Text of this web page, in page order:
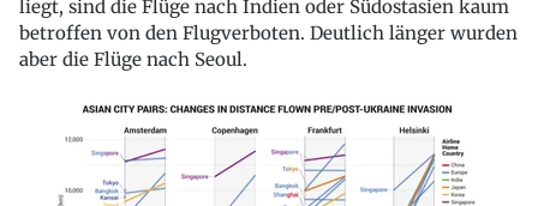
liegt, sind die Flüge nach Indien oder Südostasien kaum
betroffen von den Flugverboten. Deutlich länger wurden
aber die Flüge nach Seoul.